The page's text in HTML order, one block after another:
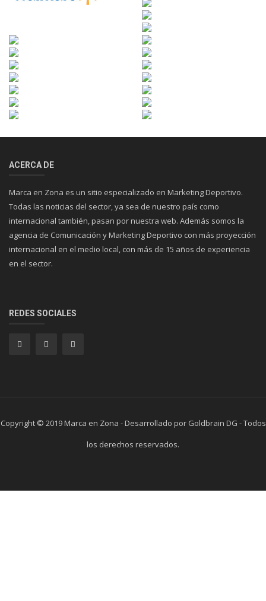
ACERCA DE
Marca en Zona es un sitio especializado en Marketing Deportivo.
Todas las noticias del sector, ya sea de nuestro país como
internacional también, pasan por nuestra web. Además somos la
agencia de Comunicación y Marketing Deportivo con más proyección
internacional en el medio local, con más de 15 años de experiencia
en el sector.
REDES SOCIALES
Copyright © 2019 Marca en Zona - Desarrollado por Goldbrain DG - Todos
los derechos reservados.